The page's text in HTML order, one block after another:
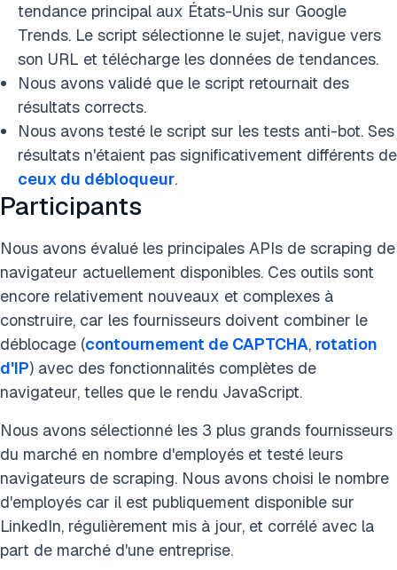
tendance principal aux États-Unis sur Google
Trends. Le script sélectionne le sujet, navigue vers
son URL et télécharge les données de tendances.
Nous avons validé que le script retournait des
résultats corrects.
Nous avons testé le script sur les tests anti-bot. Ses
résultats n'étaient pas significativement différents de
ceux du débloqueur.
Participants
Nous avons évalué les principales APIs de scraping de
navigateur actuellement disponibles. Ces outils sont
encore relativement nouveaux et complexes à
construire, car les fournisseurs doivent combiner le
déblocage (contournement de CAPTCHA, rotation
d'IP) avec des fonctionnalités complètes de
navigateur, telles que le rendu JavaScript.
Nous avons sélectionné les 3 plus grands fournisseurs
du marché en nombre d'employés et testé leurs
navigateurs de scraping. Nous avons choisi le nombre
d'employés car il est publiquement disponible sur
LinkedIn, régulièrement mis à jour, et corrélé avec la
part de marché d'une entreprise.